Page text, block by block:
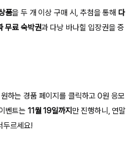
품을 두 개 이상 구매 시, 추첨을 통해 다
무료 숙박권과 다낭 바나힐 입장권을 증
하는 경품 페이지를 클릭하고 0원 응모
벤트는 11월 19일까지 만 진행하니, 연말
두르세요!